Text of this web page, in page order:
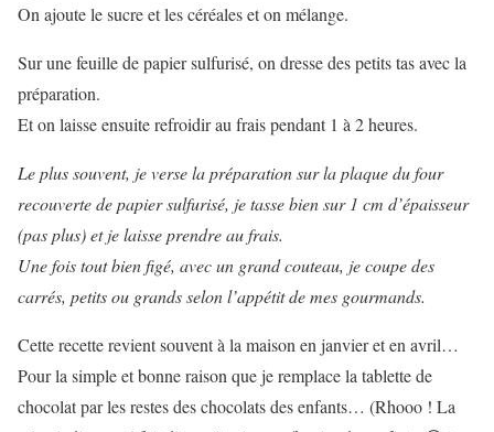
On ajoute le sucre et les céréales et on mélange.
Sur une feuille de papier sulfurisé, on dresse des petits tas avec la
préparation.
Et on laisse ensuite refroidir au frais pendant 1 à 2 heures.
Le plus souvent, je verse la préparation sur la plaque du four
recouverte de papier sulfurisé, je tasse bien sur 1 cm d’épaisseur
(pas plus) et je laisse prendre au frais.
Une fois tout bien figé, avec un grand couteau, je coupe des
carrés, petits ou grands selon l’appétit de mes gourmands.
Cette recette revient souvent à la maison en janvier et en avril…
Pour la simple et bonne raison que je remplace la tablette de
chocolat par les restes des chocolats des enfants… (Rhooo ! La